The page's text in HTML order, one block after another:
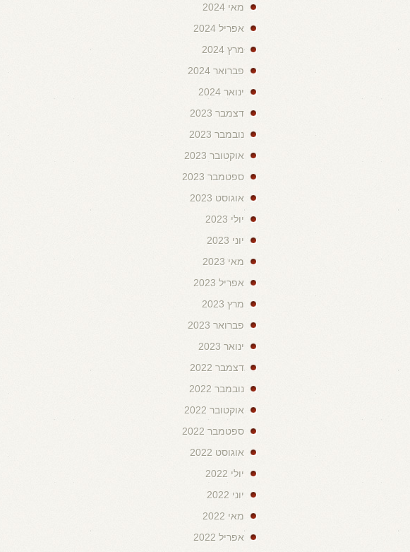
מאי 2024
אפריל 2024
מרץ 2024
פברואר 2024
ינואר 2024
דצמבר 2023
נובמבר 2023
אוקטובר 2023
ספטמבר 2023
אוגוסט 2023
יולי 2023
יוני 2023
מאי 2023
אפריל 2023
מרץ 2023
פברואר 2023
ינואר 2023
דצמבר 2022
נובמבר 2022
אוקטובר 2022
ספטמבר 2022
אוגוסט 2022
יולי 2022
יוני 2022
מאי 2022
אפריל 2022